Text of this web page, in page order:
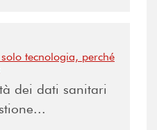
tecnologia, perché
dei dati sanitari